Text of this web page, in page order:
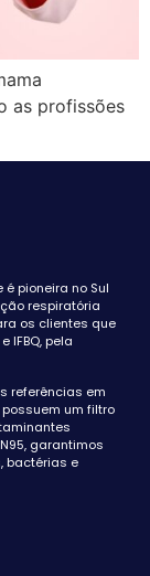
as profissões
pioneira no Sul
respiratória
os clientes que
IFBQ, pela
referências em
um filtro
garantimos
bactérias e